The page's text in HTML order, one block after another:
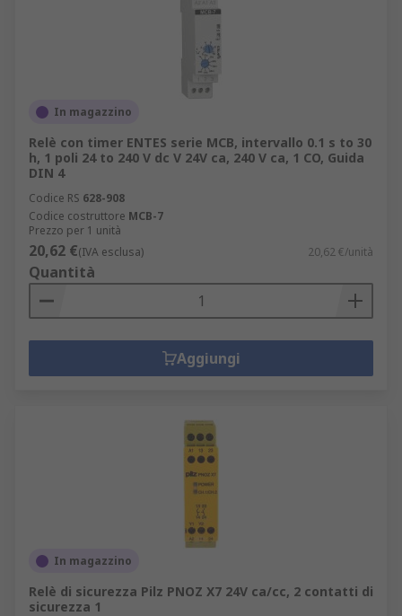
In magazzino
Relè con timer ENTES serie MCB, intervallo 0.1 s to 30
h, 1 poli 24 to 240 V dc V 24V ca, 240 V ca, 1 CO, Guida
DIN 4
Codice RS 628-908
Codice costruttore MCB-7
Prezzo per 1 unità
20,62 €(IVA esclusa) 20,62 €/unità
Quantità
Aggiungi
In magazzino
Relè di sicurezza Pilz PNOZ X7 24V ca/cc, 2 contatti di
sicurezza 1